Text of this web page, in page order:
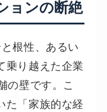
ョンの断絶
根性、あるい
乗り越えた企業
の壁です。こ
た「家族的な経